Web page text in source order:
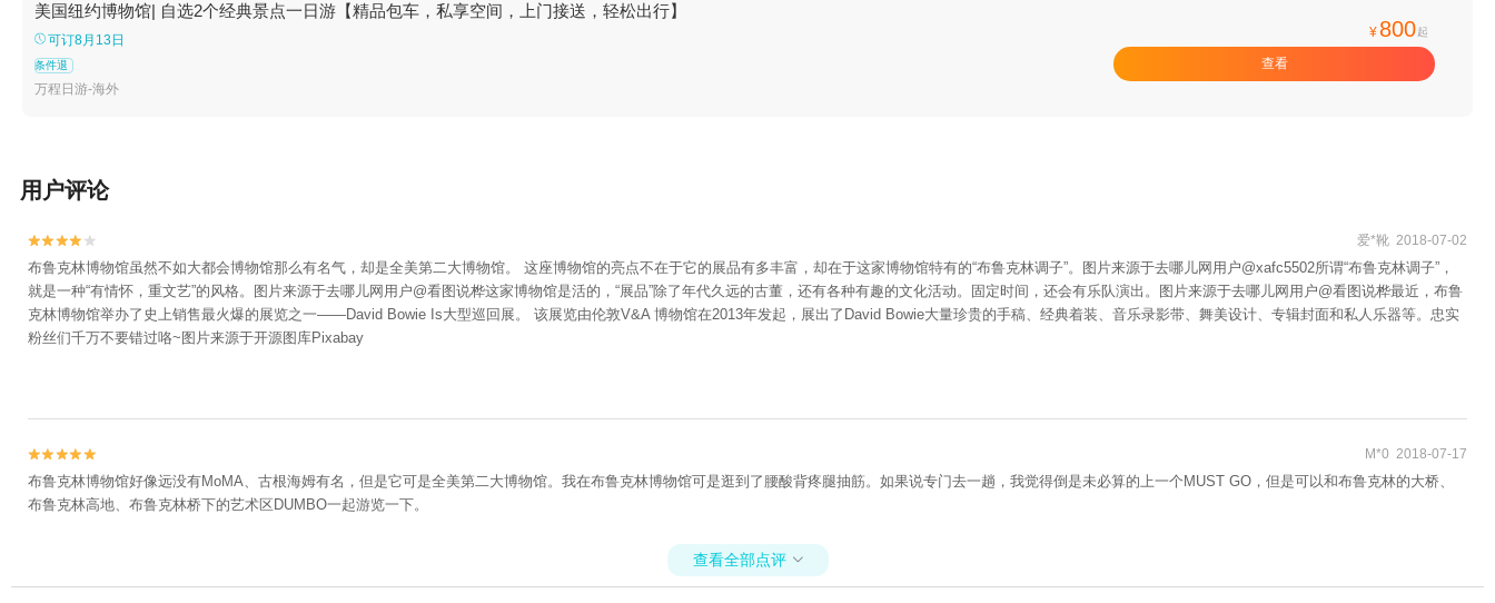
美国纽约博物馆| 自选2个经典景点一日游【精品包车，私享空间，上门接送，轻松出行】
可订8月13日
条件退
万程日游-海外
¥ 800起
查看
用户评论

 爱*靴 2018-07-02
布鲁克林博物馆虽然不如大都会博物馆那么有名气，却是全美第二大博物馆。 这座博物馆的亮点不在于它的展品有多丰富，却在于这家博物馆特有的“布鲁克林调子”。图片来源于去哪儿网用户@xafc5502所谓“布鲁克林调子”，
就是一种“有情怀，重文艺”的风格。图片来源于去哪儿网用户@看图说桦这家博物馆是活的，“展品”除了年代久远的古董，还有各种有趣的文化活动。固定时间，还会有乐队演出。图片来源于去哪儿网用户@看图说桦最近，布鲁
克林博物馆举办了史上销售最火爆的展览之一——David Bowie Is大型巡回展。 该展览由伦敦V&A 博物馆在2013年发起，展出了David Bowie大量珍贵的手稿、经典着装、音乐录影带、舞美设计、专辑封面和私人乐器等。忠实
粉丝们千万不要错过咯~图片来源于开源图库Pixabay

 M*0 2018-07-17
布鲁克林博物馆好像远没有MoMA、古根海姆有名，但是它可是全美第二大博物馆。我在布鲁克林博物馆可是逛到了腰酸背疼腿抽筋。如果说专门去一趟，我觉得倒是未必算的上一个MUST GO，但是可以和布鲁克林的大桥、
布鲁克林高地、布鲁克林桥下的艺术区DUMBO一起游览一下。
查看全部点评 